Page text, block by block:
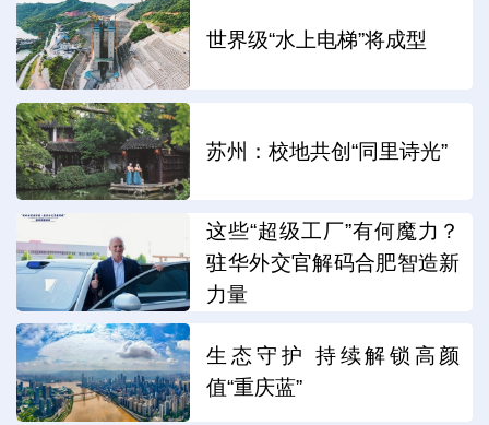
世界级“水上电梯”将成型
苏州：校地共创“同里诗光”
这些“超级工厂”有何魔力？
驻华外交官解码合肥智造新
力量
生态守护 持续解锁高颜
值“重庆蓝”